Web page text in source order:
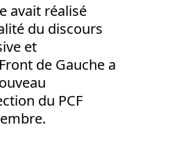
avait réalisé
du discours
et
de Gauche a
du PCF